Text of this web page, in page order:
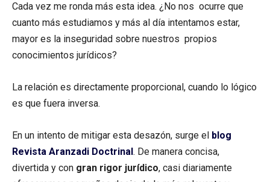
Cada vez me ronda más esta idea. ¿No nos ocurre que
cuanto más estudiamos y más al día intentamos estar,
mayor es la inseguridad sobre nuestros propios
conocimientos jurídicos?
La relación es directamente proporcional, cuando lo lógico
es que fuera inversa.
En un intento de mitigar esta desazón, surge el blog
Revista Aranzadi Doctrinal. De manera concisa,
divertida y con gran rigor jurídico, casi diariamente